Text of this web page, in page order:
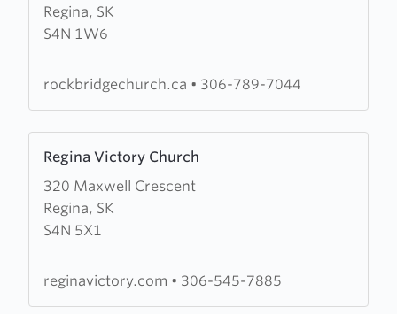
Regina, SK
S4N 1W6
Glencairn
Alliance
rockbridgechurch.ca • 306-789-7044
Regina Victory Church
320 Maxwell Crescent
Regina, SK
S4N 5X1
more
about
Regina
Victory
reginavictory.com • 306-545-7885